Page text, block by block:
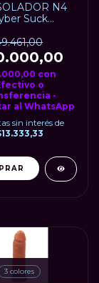
N4
Suck
KRIS
LORD)
con
o
-
al WhatsApp
sin interés de
3 colores